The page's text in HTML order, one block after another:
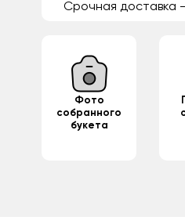
Срочная доставка
Фото
собранного
букета